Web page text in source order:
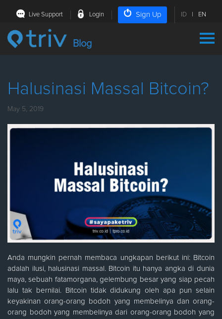
Live Support Login Sign Up ID EN
Blog
Halusinasi Massal Bitcoin?
May 5, 2019
Anda mungkin pernah membaca ungkapan berikut ini: Bitcoin
adalah ilusi, halusinasi massal. Bitcoin itu hanya angka di dunia
maya, sebuah fatamorgana, gelembung besar yang siap pecah
lalu tak bernilai. Bitcoin tidak didukung oleh apa pun selain
keyakinan orang-orang bodoh yang membelinya dan orang-
orang bodoh yang membelinya dari orang-orang bodoh yang